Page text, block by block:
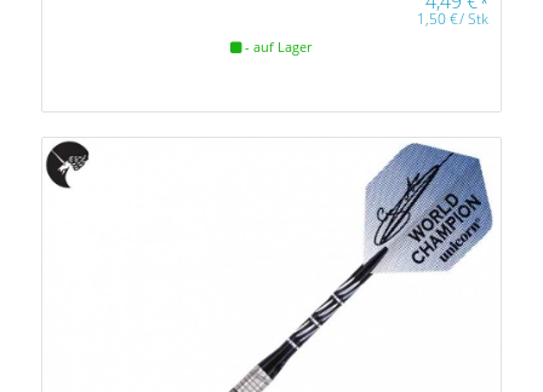
1,50€/Stk
- auf Lager